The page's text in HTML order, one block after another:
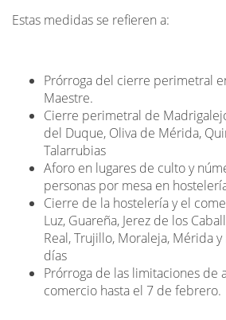
Estas medidas se refieren a:
Prórroga del cierre perimetral
Maestre.
Cierre perimetral de
del Duque, Oliva de Mérida,
Talarrubias
Aforo en lugares de culto y
personas por mesa en
Cierre de la hostelería y el
Luz, Guareña, Jerez de los
Real, Trujillo, Moraleja, Mérida
días
Prórroga de las limitaciones de
comercio hasta el 7 de febrero.